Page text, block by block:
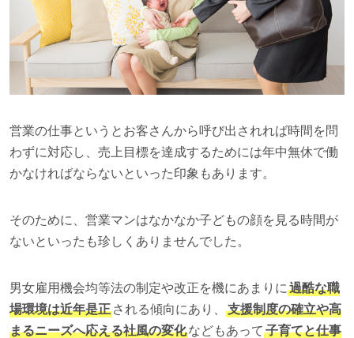
営業の仕事というとお客さんから呼び出されれば時間を問
わずに対応し、売上目標を達成するためには年中無休で働
かなければならないといった印象もあります。
そのために、営業マンはなかなか子どもの顔を見る時間が
ないといったも珍しくありませんでした。
男女雇用機会均等法の制定や改正を機にあまりに 過酷な職
場環境は近年是正される傾向にあり、
支援制度の確立や高
まるニーズへ応える社風の変化などもあって 子育てと仕事